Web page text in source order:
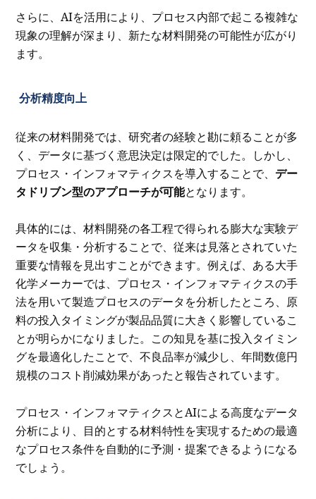
さらに、AIを活用により、プロセス内部で起こる複雑な
現象の理解が深まり、新たな材料開発の可能性が広がり
ます。
分析精度向上
従来の材料開発では、研究者の経験と勘に頼ることが多
く、データに基づく意思決定は限定的でした。しかし、
プロセス・インフォマティクスを導入することで、 デー
タドリブン型のアプローチが可能となります。
具体的には、材料開発の各工程で得られる膨大な実験デ
ータを収集・分析することで、従来は見落とされていた
重要な情報を見出すことができます。例えば、ある大手
化学メーカーでは、プロセス・インフォマティクスの手
法を用いて製造プロセスのデータを分析したところ、原
料の投入タイミングが製品品質に大きく影響しているこ
とが明らかになりました。この知見を基に投入タイミン
グを最適化したことで、不良品率が減少し、年間数億円
規模のコスト削減効果があったと報告されています。
プロセス・インフォマティクスとAIによる高度なデータ
分析により、目的とする材料特性を実現するための最適
なプロセス条件を自動的に予測・提案できるようになる
でしょう。